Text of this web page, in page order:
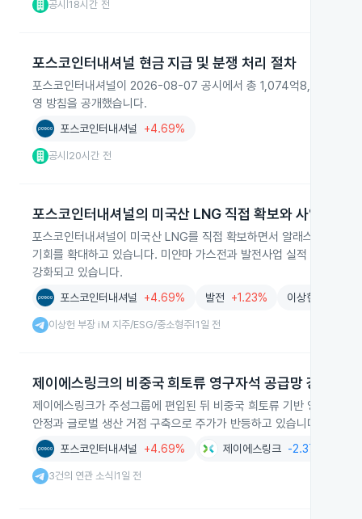
공시 |18시간 전
포스코인터내셔널 현금 지급 및 분쟁 처리 절차
포스코인터내셔널이 2026-08-07 공시에서 총 1,074억8,602만6천
영 방침을 공개했습니다.
포스코인터내셔널 +4.69%
공시 20시간 전
포스코인터내셔널의 미국산 LNG 직접 확보와 사업 확대
포스코인터내셔널이 미국산 LNG를 직접 확보하면서 알래스카 등 현
기회를 확대하고 있습니다. 미얀마 가스전과 발전사업 실적 개선 기
강화되고 있습니다.
포스코인터내셔널 +4.69% 발전 +1.23% 이상헌 부장 iM
이상헌 부장 iM 지주/ESG/중소형주 1일 전
제이에스링크의 비중국 희토류 영구자석 공급망 강화
제이에스링크가 주성그룹에 편입된 뒤 비중국 희토류 기반 영구자석
안정과 글로벌 생산 거점 구축으로 주가가 반등하고 있습니다.
포스코인터내셔널 +4.69% 제이에스링크 -2.37%
3건의 연관 소식 1일 전